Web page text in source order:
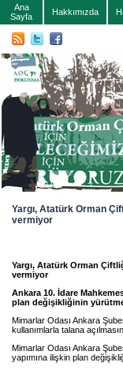
Ana
Sayfa
Hakkımızda
Yargı, Atatürk Orman
vermiyor
Yargı, Atatürk Orman
vermiyor
Ankara 10. İdare
plan değişikliğinin
Mimarlar Odası Ankara
kullanımlarla talana
Mimarlar Odası Ankara
yapımına ilişkin plan